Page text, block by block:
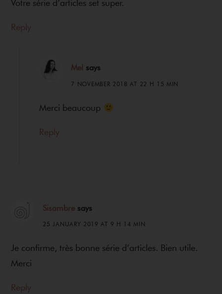
Votre série d’articles set super.
Reply
Mel says
7 NOVEMBER 2018 AT 22 H 15 MIN
Merci beaucoup
Reply
Sisambre says
25 JANUARY 2019 AT 9 H 14 MIN
Je confirme, très bonne série d’articles. Bien utile.
Merci
Reply